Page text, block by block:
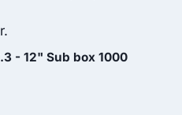
aktuelle
- 12" Sub box 1000